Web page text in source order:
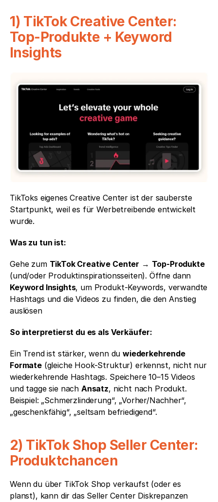
1) TikTok Creative Center:
Top-Produkte + Keyword
Insights
TikToks eigenes Creative Center ist der sauberste
Startpunkt, weil es für Werbetreibende entwickelt
wurde.
Was zu tun ist:
Gehe zum TikTok Creative Center → Top-Produkte
Keyword Insights, um Produkt-Keywords, verwandte
Hashtags und die Videos zu finden, die den Anstieg
auslösen
So interpretierst du es als Verkäufer:
Ein Trend ist stärker, wenn du wiederkehrende
Formate (gleiche Hook-Struktur) erkennst, nicht nur
wiederkehrende Hashtags. Speichere 10–15 Videos
und tagge sie nach Ansatz, nicht nach Produkt.
Beispiel: „Schmerzlinderung“, „Vorher/Nachher“,
„geschenkfähig“, „seltsam befriedigend“.
2) TikTok Shop Seller Center:
Produktchancen
Wenn du über TikTok Shop verkaufst (oder es
planst), kann dir das Seller Center Diskrepanzen